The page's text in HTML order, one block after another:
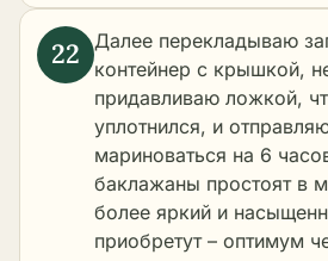
Далее перекладываю
контейнер с крышкой,
придавливаю ложкой,
уплотнился, и
мариноваться на 6
баклажаны простоят в
более яркий и
приобретут – оптимум